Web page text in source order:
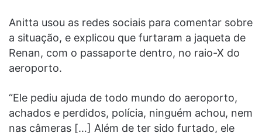
Anitta usou as redes sociais para comentar sobre
a situação, e explicou que furtaram a jaqueta de
Renan, com o passaporte dentro, no raio-X do
aeroporto.
“Ele pediu ajuda de todo mundo do aeroporto,
achados e perdidos, polícia, ninguém achou, nem
nas câmeras […] Além de ter sido furtado, ele